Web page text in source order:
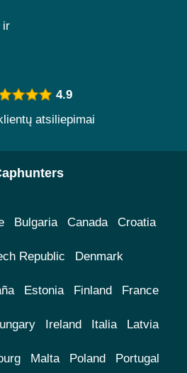
ir
4.9
atsiliepimai
Bulgaria Canada Croatia
Republic Denmark
Estonia Finland France
Ireland Italia Latvia
Malta Poland Portugal